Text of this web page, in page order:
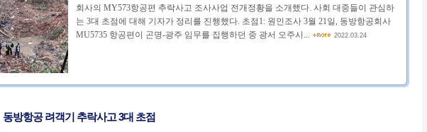
회사의 MY573항공편 추락사고 조사사업 전개정황을 소개했다. 사회 대중들이 관심하
는 3대 초점에 대해 기자가 정리를 진행했다. 초점1: 원인조사 3월 21일, 동방항공회사
MU5735 항공편이 곤명-광주 임무를 집행하던 중 광서 오주시...
2022.03.24
동방항공 려객기 추락사고 3대 초점